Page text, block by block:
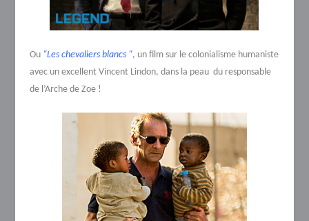
Ou “Les chevaliers blancs “, un film sur le colonialisme humaniste
avec un excellent Vincent Lindon, dans la peau du responsable
de l’Arche de Zoe !